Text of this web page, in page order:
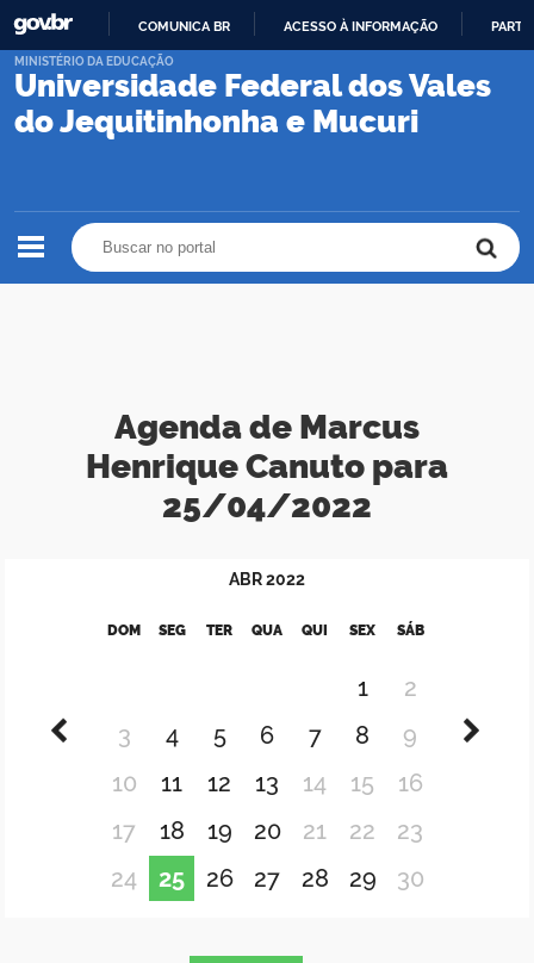
PARA
CONTEÚDO
COMUNICA BR ACESSO À INFORMAÇÃO
Universidade Federal dos Vales
do Jequitinhonha e Mucuri
MINISTÉRIO DA EDUCAÇÃO
Agenda de Marcus
Henrique Canuto para
25/04/2022
ABR2022
DOM SEG TER QUA QUI SEX SÁB
1
2
3
4 5 6 7 8
9
10
11 12 13 14 15
16
17
18 19 20 21 22
23
24
25 26 27 28 29 30